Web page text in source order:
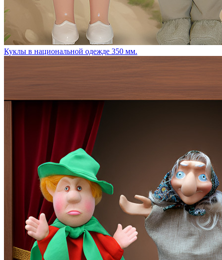
Куклы в национальной одежде 350 мм.